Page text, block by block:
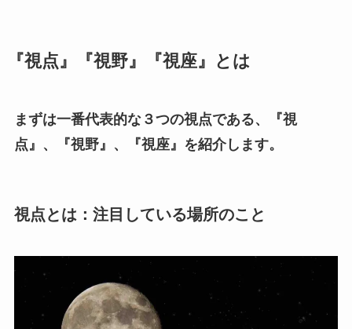
『視点』『視野』『視座』とは
まずは一番代表的な３つの視点である、『視
点』、『視野』、『視座』を紹介します。
視点とは：注目している場所のこと